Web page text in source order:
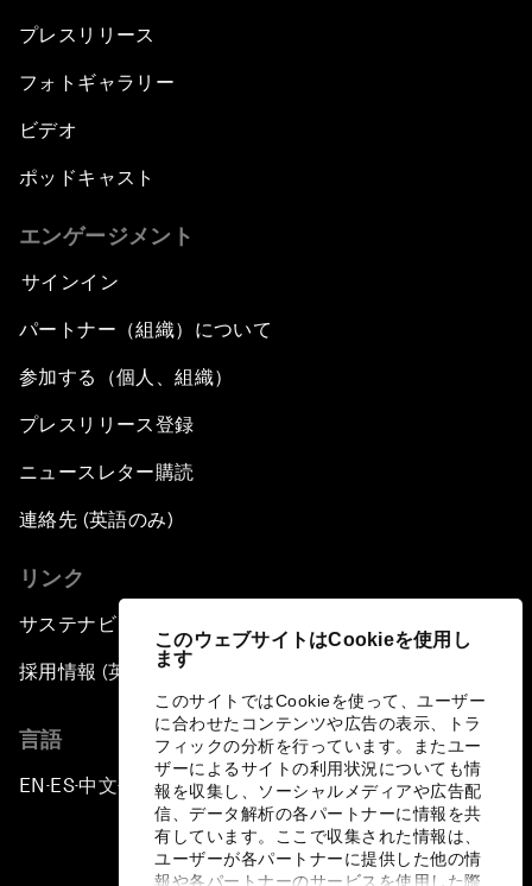
このウェブサイトはCookieを使用し
ます
このサイトではCookieを使って、ユーザー
に合わせたコンテンツや広告の表示、トラ
フィックの分析を行っています。またユー
ザーによるサイトの利用状況についても情
報を収集し、ソーシャルメディアや広告配
信、データ解析の各パートナーに情報を共
有しています。ここで収集された情報は、
ユーザーが各パートナーに提供した他の情
報や各パートナーのサービスを使用した際
プレスリリース
フォトギャラリー
ビデオ
ポッドキャスト
エンゲージメント
サインイン
パートナー（組織）について
参加する（個人、組織）
プレスリリース登録
ニュースレター購読
連絡先 (英語のみ)
リンク
サステナビリティへの取り組み
採用情報 (英語のみ)
言語
EN ▪ES▪中文▪ 日本語